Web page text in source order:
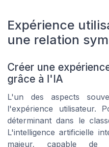
Expérience
une relation
Créer une
grâce à l'IA
L'un des aspects
l'expérience utilisateur.
déterminant dans le
L'intelligence artificielle
majeur, capable de